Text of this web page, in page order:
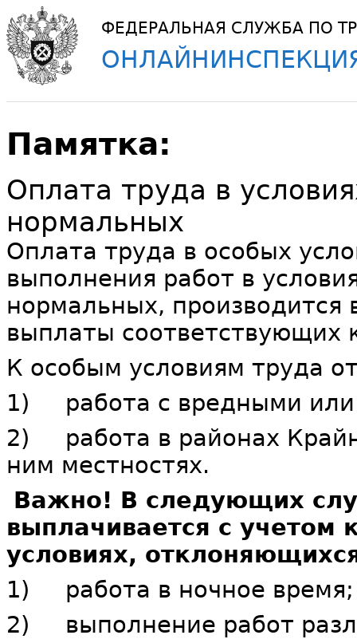
ФЕДЕРАЛЬНАЯ СЛУЖБА ПО
Памятка:
Оплата труда в
нормальных
Оплата труда в особых
выполнения работ в
нормальных,
выплаты соответствующих
К особым условиям труда
1) работа с вредными или
2) работа в районах
ним местностях.
Важно! В следующих
выплачивается с учетом
условиях,
1) работа в ночное время;
2) выполнение работ